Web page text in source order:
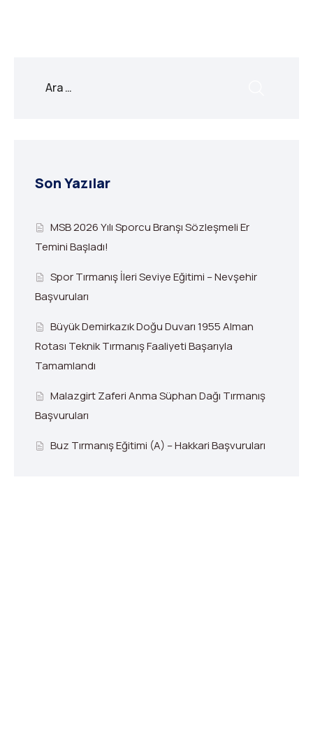
Son Yazılar
MSB 2026 Yılı Sporcu Branşı Sözleşmeli Er
Temini Başladı!
Spor Tırmanış İleri Seviye Eğitimi – Nevşehir
Başvuruları
Büyük Demirkazık Doğu Duvarı 1955 Alman
Rotası Teknik Tırmanış Faaliyeti Başarıyla
Tamamlandı
Malazgirt Zaferi Anma Süphan Dağı Tırmanış
Başvuruları
Buz Tırmanış Eğitimi (A) – Hakkari Başvuruları